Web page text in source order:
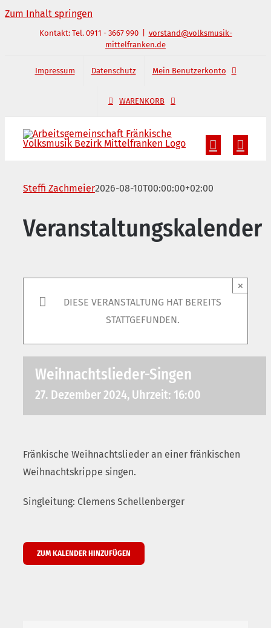
Zum Inhalt springen
Kontakt: Tel. 0911 - 3667 990
vorstand@volksmusik-
mittelfranken.de
Impressum Datenschutz Mein Benutzerkonto
WARENKORB
Steffi Zachmeier2026-08-10T00:00:00+02:00
Veranstaltungskalender
DIESE VERANSTALTUNG HAT BEREITS
STATTGEFUNDEN.
×
Weihnachtslieder-Singen
27. Dezember 2024, Uhrzeit: 16:00
Fränkische Weihnachtslieder an einer fränkischen
Weihnachtskrippe singen.
Singleitung: Clemens Schellenberger
ZUM KALENDER HINZUFÜGEN